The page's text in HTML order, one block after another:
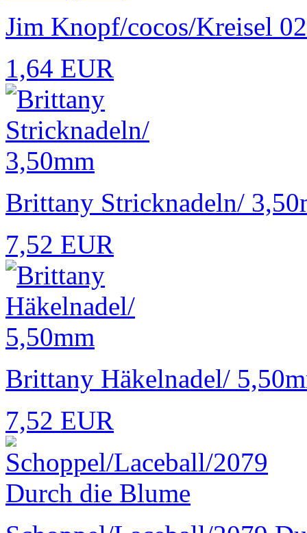
Jim Knopf/cocos/Kreisel
1,64 EUR
Brittany Stricknadeln/
7,52 EUR
Brittany Häkelnadel/
7,52 EUR